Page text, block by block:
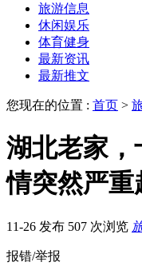
旅游信息
休闲娱乐
体育健身
最新资讯
最新推文
您现在的位置 : 首页 >
湖北老家
情突然严重
11-26 发布 507 次浏览
报错/举报